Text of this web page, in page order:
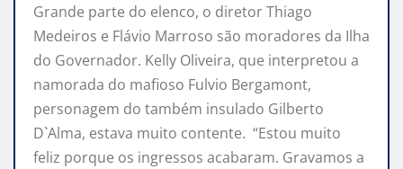
Grande parte do elenco, o diretor Thiago
Medeiros e Flávio Marroso são moradores da Ilha
do Governador. Kelly Oliveira, que interpretou a
namorada do mafioso Fulvio Bergamont,
personagem do também insulado Gilberto
D`Alma, estava muito contente. “Estou muito
feliz porque os ingressos acabaram. Gravamos a